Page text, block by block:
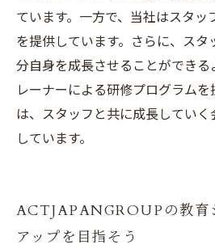
ています。一方で、当社はスタ
を提供しています。さらに、スタ
分自身を成長させることができ
レーナーによる研修プログラム
は、スタッフと共に成長してい
しています。
ACTJAPANGROUPの教育
アップを目指そう